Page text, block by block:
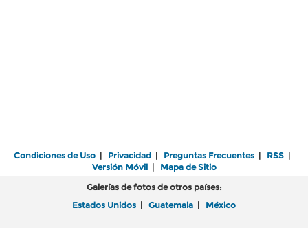
Condiciones de Uso | Privacidad | Preguntas Frecuentes | RSS |
Versión Móvil| Mapa de Sitio
Galerías de fotos de otros países:
Estados Unidos | Guatemala | México